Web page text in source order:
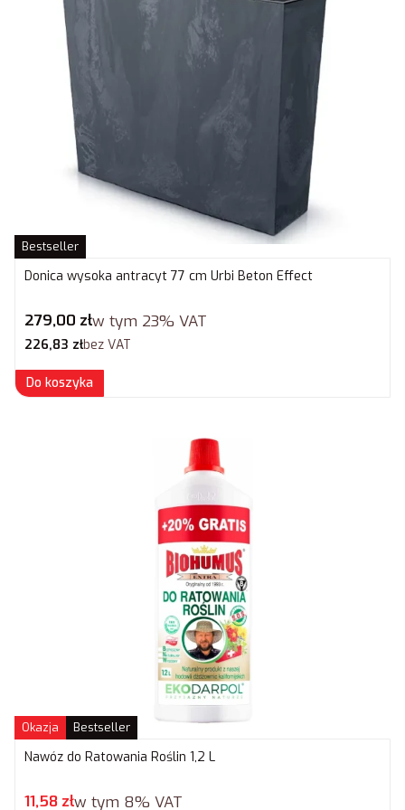
Bestseller
Donica wysoka antracyt 77 cm Urbi Beton Effect
Cena brutto
279,00 złw tym 23% VAT
Cena netto
226,83 złbez VAT
Do koszyka
Okazja Bestseller
Nawóz do Ratowania Roślin 1,2 L
Cena promocyjna brutto
11,58 złw tym 8% VAT